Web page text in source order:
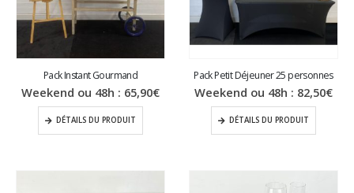
Pack Instant Gourmand
Weekend ou 48h : 65,90€
DÉTAILS DU PRODUIT
Pack Petit Déjeuner 25 personnes
Weekend ou 48h : 82,50€
DÉTAILS DU PRODUIT